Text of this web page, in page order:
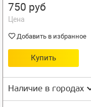
750 руб
Цена
Добавить в избранное
Купить
Наличие в городах